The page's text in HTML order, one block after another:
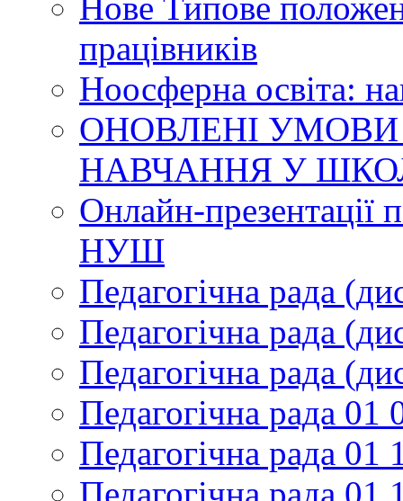
працівників
Ноосферна освіта:
ОНОВЛЕНІ
НАВЧАННЯ У
Онлайн-презентації
НУШ
Педагогічна рада
Педагогічна рада
Педагогічна рада
Педагогічна рада 01
Педагогічна рада 01
Педагогічна рада 01